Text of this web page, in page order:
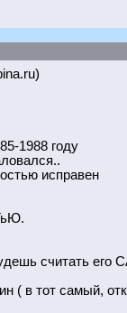
1988 году
исправен
будешь
( в тот самый,